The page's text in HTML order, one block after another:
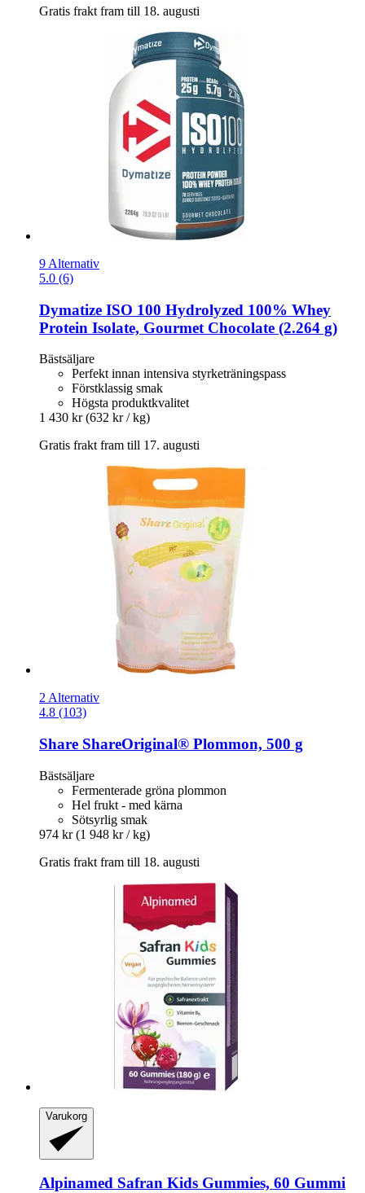
Gratis frakt fram till 18. augusti
9 Alternativ
5.0 (6)
Dymatize ISO 100 Hydrolyzed 100% Whey
Protein Isolate, Gourmet Chocolate (2.264 g)
Bästsäljare
Perfekt innan intensiva styrketräningspass
Förstklassig smak
Högsta produktkvalitet
1 430 kr (632 kr / kg)
Gratis frakt fram till 17. augusti
2 Alternativ
4.8 (103)
Share ShareOriginal® Plommon, 500 g
Bästsäljare
Fermenterade gröna plommon
Hel frukt - med kärna
Sötsyrlig smak
974 kr (1 948 kr / kg)
Gratis frakt fram till 18. augusti
Varukorg
Alpinamed Safran Kids Gummies, 60 Gummi